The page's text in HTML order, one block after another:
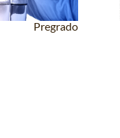
Pregrado